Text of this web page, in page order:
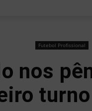
Futebol Profissional
nos